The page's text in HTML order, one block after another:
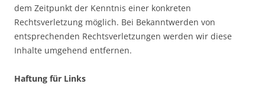
dem Zeitpunkt der Kenntnis einer konkreten
Rechtsverletzung möglich. Bei Bekanntwerden von
entsprechenden Rechtsverletzungen werden wir diese
Inhalte umgehend entfernen.
Haftung für Links